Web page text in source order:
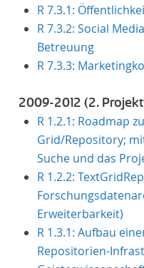
R 7.3.1:
R 7.3.2: Social
Betreuung
R 7.3.3:
2009-2012 (2.
R 1.2.1: Roadmap
Grid/Repository;
Suche und das
R 1.2.2:
Erweiterbarkeit)
R 1.3.1: Aufbau
Repositorien-